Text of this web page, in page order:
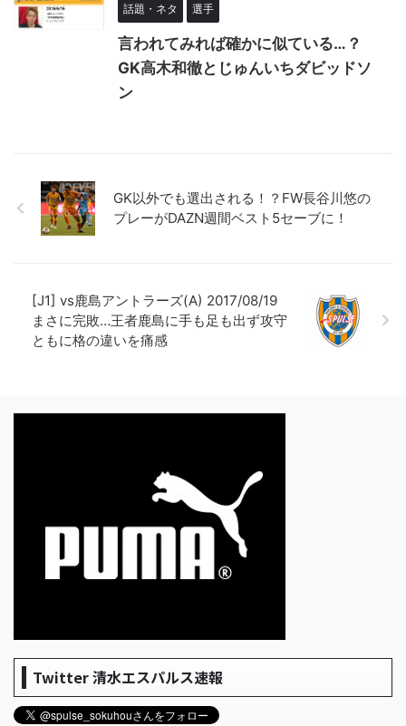
話題・ネタ 選手
言われてみれば確かに似ている…？
GK高木和徹とじゅんいちダビッドソ
ン
GK以外でも選出される！？FW長谷川悠の
プレーがDAZN週間ベスト5セーブに！
[J1] vs鹿島アントラーズ(A) 2017/08/19
まさに完敗…王者鹿島に手も足も出ず攻守
ともに格の違いを痛感
Twitter 清水エスパルス速報